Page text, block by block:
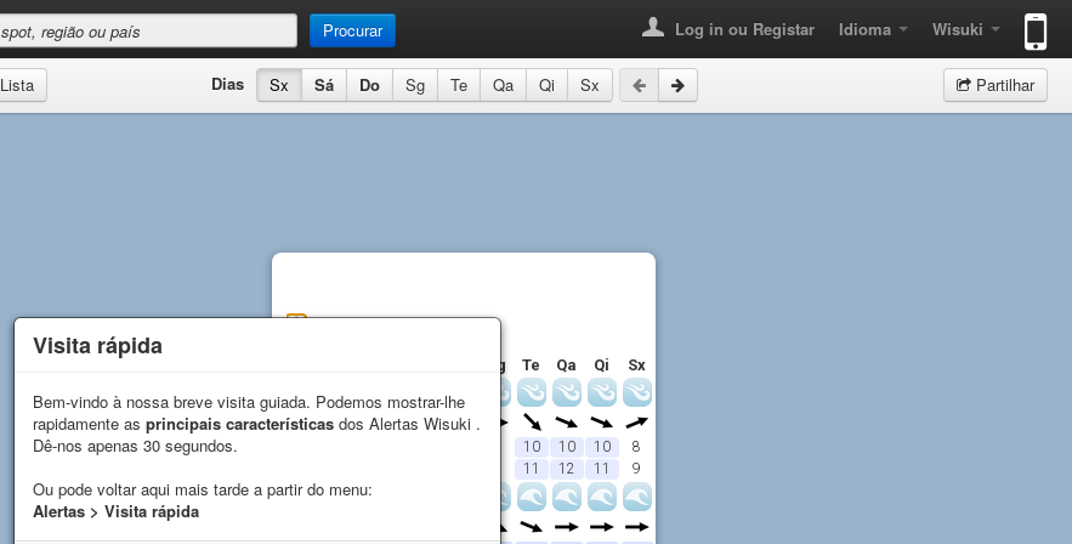
Procurar Log in ou Registar Idioma Wisuki
Lista Dias Sx Sá Do Sg Te Qa Qi Sx Partilhar
Montalivet
Sg Te Qa Qi
Sx
Direção
10 10 10 8
11 12 11 9
Ondas
Visita rápida
Bem-vindo à nossa breve visita guiada. Podemos mostrar-lhe
rapidamente as principais características dos Alertas Wisuki .
Dê-nos apenas 30 segundos.
Ou pode voltar aqui mais tarde a partir do menu:
Alertas > Visita rápida
Visita rápida
Bem-vindo à nossa breve visita guiada. Podemos mostrar-lhe
rapidamente as principais características dos Alertas Wisuki .
Dê-nos apenas 30 segundos.
Ou pode voltar aqui mais tarde a partir do menu:
Alertas > Visita rápida